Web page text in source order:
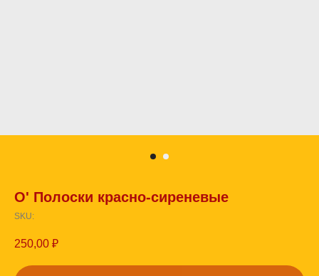
О' Полоски красно-сиреневые
SKU:
250,00 ₽